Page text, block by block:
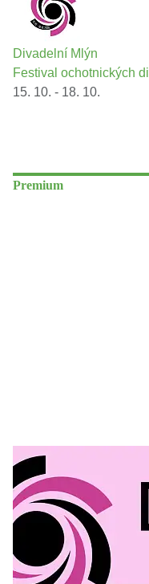
Divadelní Mlýn
Festival ochotnických
15. 10. - 18. 10.
Premium
Kultura a volný čas
MLEJN. Vstupenky již v
Přijďte na přátelský